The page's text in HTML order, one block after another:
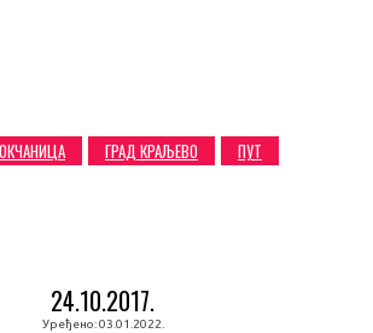
ГРАД КРАЉЕВО ПУТ
24.10.2017.
Уређено: 03.01.2022.